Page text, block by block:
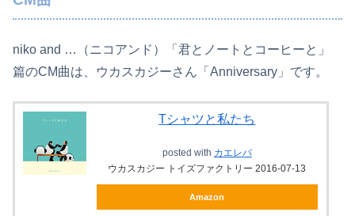
niko and …（ニコアンド）「君とノートとコーヒーと」
篇のCM曲は、ウカスカジーさん「Anniversary」です。
Tシャツと私たち
posted with カエレバ
ウカスカジー トイズファクトリー 2016-07-13
Amazon